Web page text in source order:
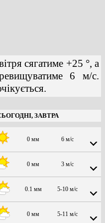
сягатиме +25 °, а
6 м/с.
ЗАВТРА
0 мм 6 м/с
0 мм 3 м/с
0.1 мм 5-10 м/с
0 мм 5-11 м/с